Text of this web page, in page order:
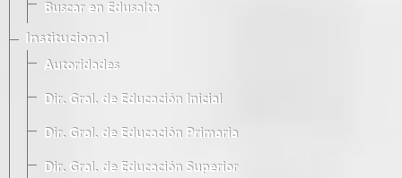
Buscar en Edusalta
Institucional
Autoridades
Dir. Gral. de Educación Inicial
Dir. Gral. de Educación Primaria
Dir. Gral. de Educación Superior